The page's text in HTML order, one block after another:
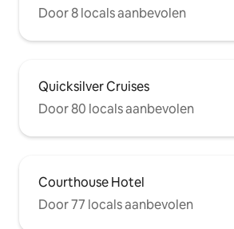
Door 8 locals aanbevolen
Quicksilver Cruises
Door 80 locals aanbevolen
Courthouse Hotel
Door 77 locals aanbevolen